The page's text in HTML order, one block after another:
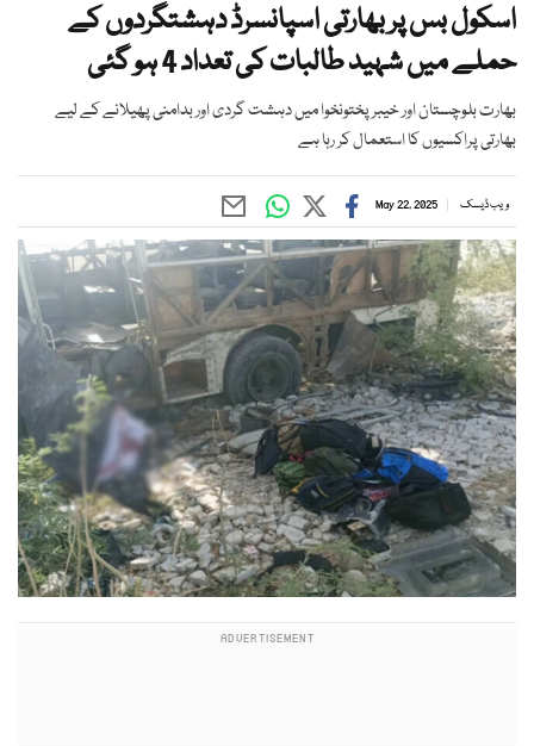
اسکول بس پر بھارتی اسپانسرڈ دہشتگردوں کے
حملے میں شہید طالبات کی تعداد 4 ہو گئی
بھارت بلوچستان اور خیبرپختونخوا میں دہشت گردی اور بدامنی پھیلانے کے لیے
بھارتی پراکسیوں کا استعمال کر رہا ہے
ویب ڈیسک May 22, 2025